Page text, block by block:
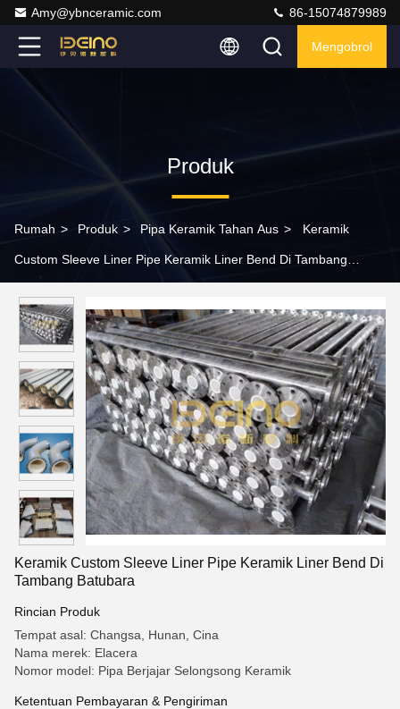
Amy@ybnceramic.com 86-15074879989
Mengobrol
Produk
Rumah > Produk > Pipa Keramik Tahan Aus > Keramik
Custom Sleeve Liner Pipe Keramik Liner Bend Di Tambang
Keramik Custom Sleeve Liner Pipe Keramik Liner Bend Di
Tambang Batubara
Rincian Produk
Tempat asal: Changsa, Hunan, Cina
Nama merek: Elacera
Nomor model: Pipa Berjajar Selongsong Keramik
Ketentuan Pembayaran & Pengiriman